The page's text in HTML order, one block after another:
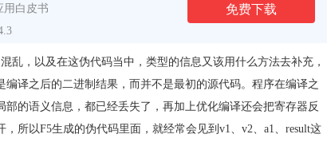
用白皮书
免费下载
乱，以及在这伪代码当中，类型的信息又该用什么方法去补充，
译之后的二进制结果，而并不是最初的源代码。程序在编译之
的语义信息，都已经丢失了，再加上优化编译还会把寄存器反
所以F5生成的伪代码里面，就经常会见到v1、v2、a1、result这